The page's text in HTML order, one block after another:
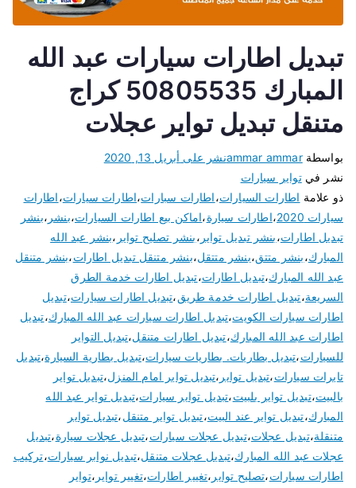
تبديل اطارات سيارات عبد الله
المبارك 50805535 كراج
متنقل تبديل تواير عجلات
بواسطةammar ammarنشر على أبريل 13, 2020
نشر فيتواير سيارات
ذو علامة اطارات السيارات،اطارات سبارات،اطارات سيارات،اطارات
سيارات 2020
،اطارات سيارة،اماكن بيع اطارات السيارات،بنشر ،بنشر
تبديل اطارات،بنشر تبديل تواير ،بنشر تصليح تواير ،بنشر عبد الله
المبارك،بنشر متتق،بنشر متتقل،بنشر متنقل تبديل اطارات،بنشر متنقل
عبد الله المبارك،تبديل اطارات،تبديل اطارات خدمة الطرق
السريعة،تبديل اطارات خدمة طريق،تبديل اطارات سيارات،تبديل
اطارات سيارات الكويت،تبديل اطارات سيارات عبد الله المبارك،تبديل
اطارات عبد الله المبارك،تبديل اطارات متنقل،تبديل التواير
للسيارات،تبديل بطاريات. بطاريات سيارات،تبديل بطارية السيارة،تبديل
تايرات سيارات،تبديل تواير ،تبديل تواير امام المنزل،تبديل تواير
بالبيت،تبديل تواير بلبيت،تبديل تواير سيارات،تبديل تواير عبد الله
المبارك،تبديل تواير عند البيت،تبديل تواير متنقل،تبديل تواير
متنقلة،تبديل عجلات،تبديل عجلات سيارات،تبديل عجلات سيارة،تبديل
عجلات عبد الله المبارك،تبديل عجلات متنقل،تبديل نوابر سيارات،تركيب
اطارات سيارات،تصليح تواير ،تغيير اطارات،تغيير تواير ،تواير